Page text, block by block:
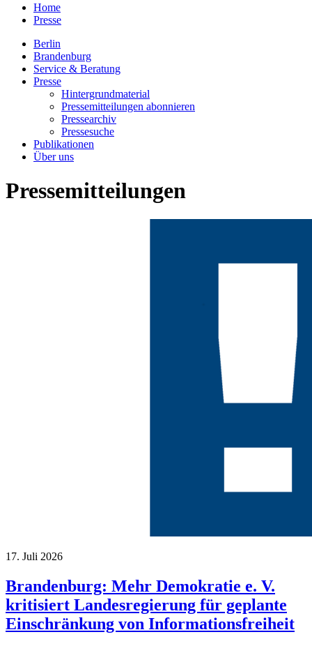
Home
Presse
Berlin
Brandenburg
Service & Beratung
Presse
Hintergrundmaterial
Pressemitteilungen abonnieren
Pressearchiv
Pressesuche
Publikationen
Über uns
Pressemitteilungen
17. Juli 2026
Brandenburg: Mehr Demokratie e. V.
kritisiert Landesregierung für geplante
Einschränkung von Informationsfreiheit